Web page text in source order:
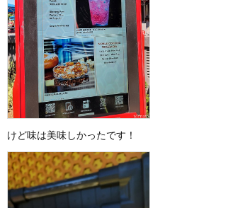
けど味は美味しかったです！